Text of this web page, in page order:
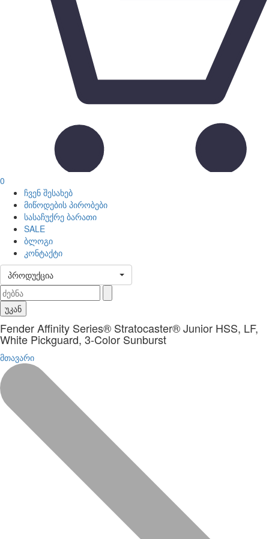
0
ჩვენ შესახებ
მიწოდების პირობები
სასაჩუქრე ბარათი
SALE
ბლოგი
კონტაქტი
პროდუქცია
უკან
Fender Affinity Series® Stratocaster® Junior HSS, LF,
White Pickguard, 3-Color Sunburst
მთავარი